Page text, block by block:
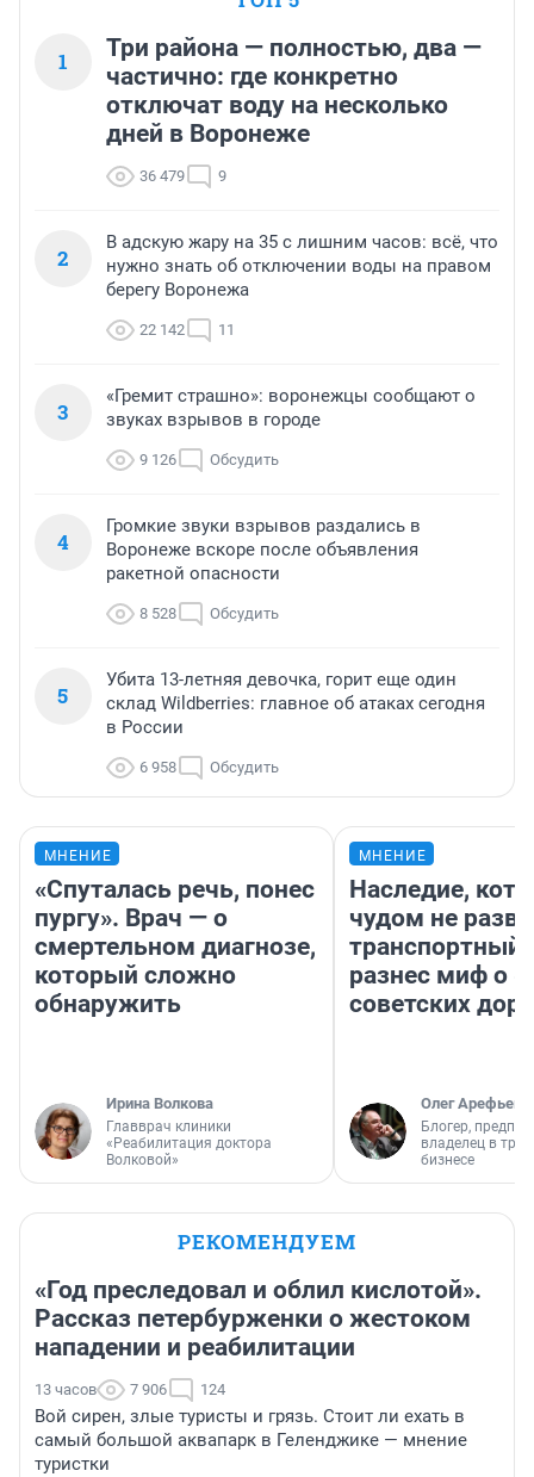
1
Три района — полностью, два —
частично: где конкретно
отключат воду на несколько
дней в Воронеже
36 479 9
2
В адскую жару на 35 с лишним часов: всё, что
нужно знать об отключении воды на правом
берегу Воронежа
22 142 11
3
«Гремит страшно»: воронежцы сообщают о
звуках взрывов в городе
9 126 Обсудить
4
Громкие звуки взрывов раздались в
Воронеже вскоре после объявления
ракетной опасности
8 528 Обсудить
5
Убита 13-летняя девочка, горит еще один
склад Wildberries: главное об атаках сегодня
в России
6 958 Обсудить
МНЕНИЕ
«Спуталась речь, понес
пургу». Врач — о
смертельном диагнозе,
который сложно
обнаружить
Ирина Волкова
Главврач клиники
«Реабилитация доктора
Волковой»
МНЕНИЕ
Наследие,
чудом не
транспортный
разнес миф о
советских
Олег Арефьев
Блогер,
владелец в
бизнесе
РЕКОМЕНДУЕМ
«Год преследовал и облил кислотой».
Рассказ петербурженки о жестоком
нападении и реабилитации
13 часов 7 906 124
Вой сирен, злые туристы и грязь. Стоит ли ехать в
самый большой аквапарк в Геленджике — мнение
туристки